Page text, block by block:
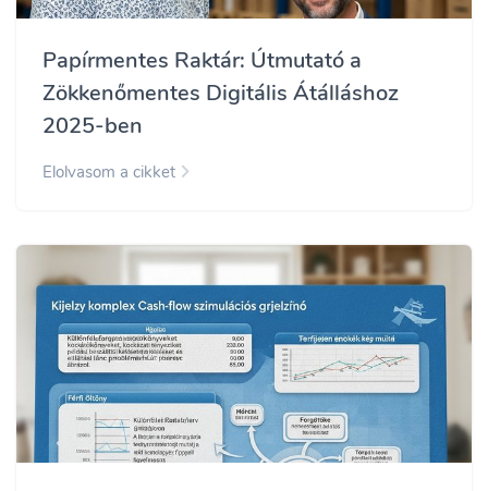
Papírmentes Raktár: Útmutató a
Zökkenőmentes Digitális Átálláshoz
2025-ben
Elolvasom a cikket